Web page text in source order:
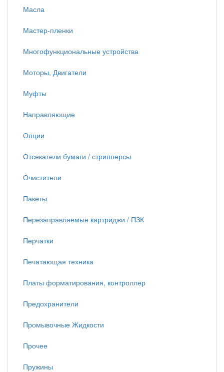
Масла
Мастер-пленки
Многофункциональные устройства
Моторы, Двигатели
Муфты
Направляющие
Опции
Отсекатели бумаги / стрипперсы
Очистители
Пакеты
Перезаправляемые картриджи / ПЗК
Перчатки
Печатающая техника
Платы форматирования, контроллер
Предохранители
Промывочные Жидкости
Прочее
Пружины